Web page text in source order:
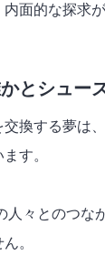
面的な探求
とシュー
換する夢は
す。
人々とのつな
。